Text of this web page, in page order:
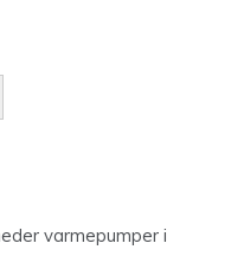
varmepumper i